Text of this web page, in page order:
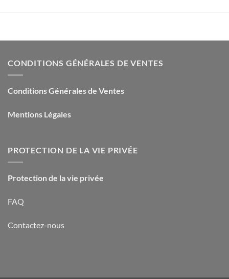
CONDITIONS GÉNÉRALES DE VENTES
Conditions Générales de Ventes
Mentions Légales
PROTECTION DE LA VIE PRIVÉE
Protection de la vie privée
FAQ
Contactez-nous